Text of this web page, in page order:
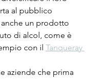
al pubblico
un prodotto
di alcol, come è
con il Tanqueray
aziende che prima